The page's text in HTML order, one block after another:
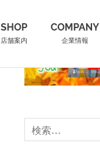
SHOP
店舗案内
COMPANY
企業情報